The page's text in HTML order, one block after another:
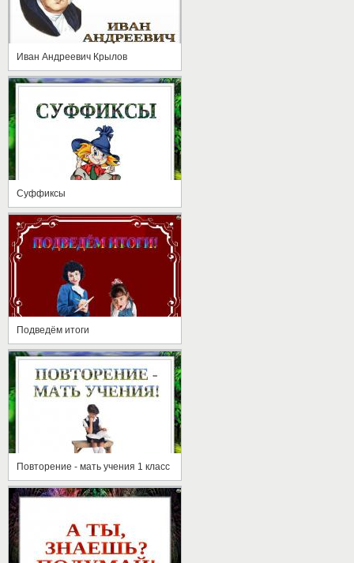
Иван Андреевич Крылов
Суффиксы
Подведём итоги
Повторение - мать учения 1 класс